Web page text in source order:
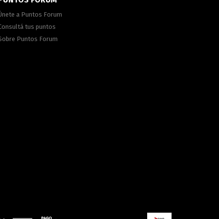
a Puntos Forum
tus puntos
Puntos Forum